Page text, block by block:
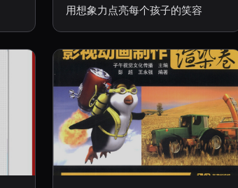
用想象力点亮每个孩子的笑容